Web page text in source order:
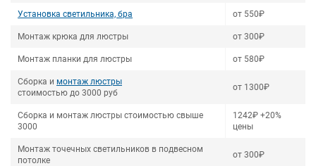
Установка светильника, бра от 550₽
Монтаж крюка для люстры от 300₽
Монтаж планки для люстры от 580₽
Сборка и монтаж люстры
стоимостью до 3000 руб
от 1300₽
Сборка и монтаж люстры стоимостью свыше
3000
1242₽ +20%
цены
Монтаж точечных светильников в подвесном
потолке
от 300₽